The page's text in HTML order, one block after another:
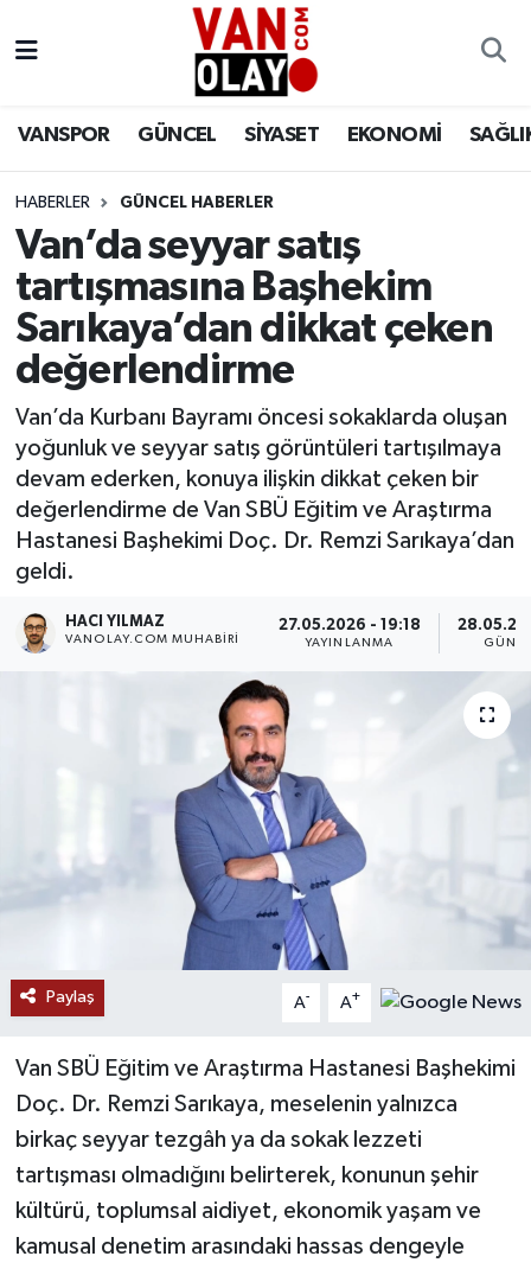
VANSPOR GÜNCEL SİYASET EKONOMİ
HABERLER GÜNCEL HABERLER
Van’da seyyar satış
tartışmasına Başhekim
Sarıkaya’dan dikkat çeken
değerlendirme
Van’da Kurbanı Bayramı öncesi sokaklarda oluşan
yoğunluk ve seyyar satış görüntüleri tartışılmaya
devam ederken, konuya ilişkin dikkat çeken bir
değerlendirme de Van SBÜ Eğitim ve Araştırma
Hastanesi Başhekimi Doç. Dr. Remzi Sarıkaya’dan
geldi.
HACI YILMAZ
VANOLAY.COM MUHABIRI
27.05.2026 - 19:18
YAYINLANMA
Paylaş A- A+
Van SBÜ Eğitim ve Araştırma Hastanesi Başhekimi
Doç. Dr. Remzi Sarıkaya, meselenin yalnızca
birkaç seyyar tezgâh ya da sokak lezzeti
tartışması olmadığını belirterek, konunun şehir
kültürü, toplumsal aidiyet, ekonomik yaşam ve
kamusal denetim arasındaki hassas dengeyle
Siyaset
Ekonomi
Sağlık
Eğitim
Bilim & Teknoloji
Dünya
RESMİ İLANLAR
Van Nöbetçi Eczaneler
Van Namaz Vakitleri
Van Trafik Yoğunluk Haritası
Süper Lig Puan Durumu ve Fikstür
Tüm Manşetler
Son Dakika Haberleri
Haber Arşivi